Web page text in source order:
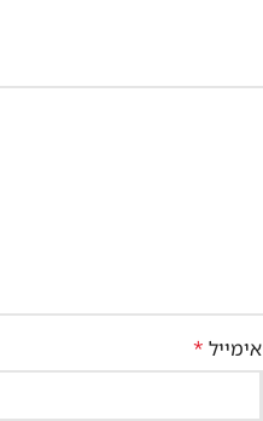
אימייל *